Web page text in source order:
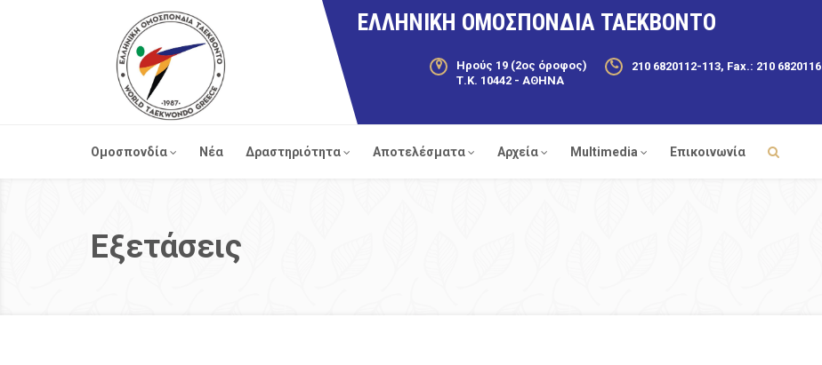
ΕΛΛΗΝΙΚΗ ΟΜΟΣΠΟΝΔΙΑ ΤΑΕΚΒΟΝΤΟ
Ηρούς 19 (2ος όροφος)
Τ.Κ. 10442 - ΑΘΗΝΑ
210 6820112-113, Fax.: 210 6820116
Ομοσπονδία Νέα Δραστηριότητα Αποτελέσματα Αρχεία Multimedia Επικοινωνία
Εξετάσεις